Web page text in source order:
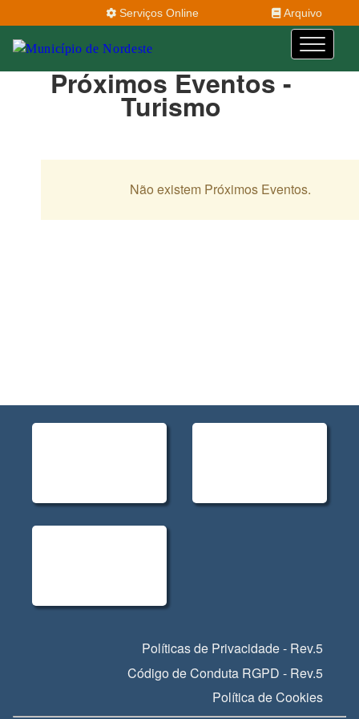
Serviços Online Arquivo
Próximos Eventos -
Turismo
Não existem Próximos Eventos.
Políticas de Privacidade - Rev.5
Código de Conduta RGPD - Rev.5
Política de Cookies